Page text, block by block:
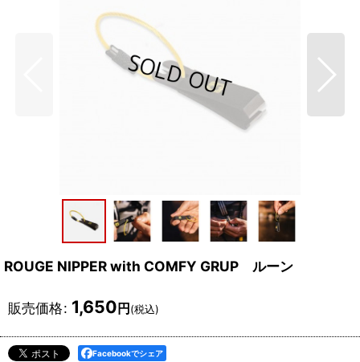
ROUGE NIPPER with COMFY GRUP ルーン
販売価格: 1,650 円 (税込)
Facebookでシェア